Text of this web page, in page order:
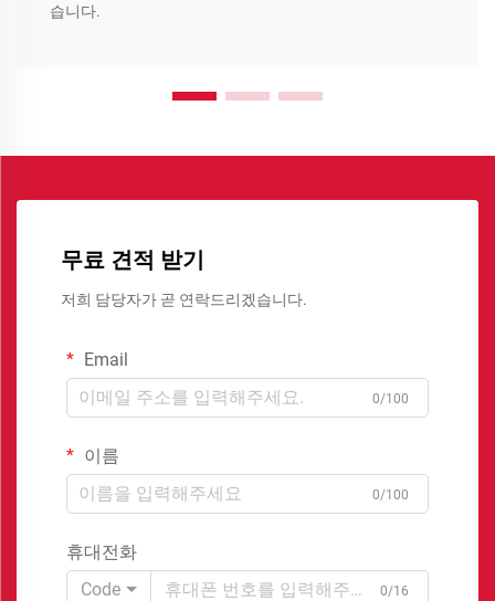
습니다.
무료 견적 받기
저희 담당자가 곧 연락드리겠습니다.
Email
0/100
이름
0/100
휴대전화
Code
0/16